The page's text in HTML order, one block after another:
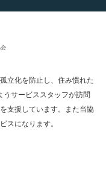
した「フッターバー」
立化を防止し、住み慣れた
サービススタッフが訪問
支援しています。また当協
スになります。